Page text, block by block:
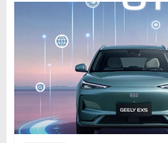
mundo
transporte